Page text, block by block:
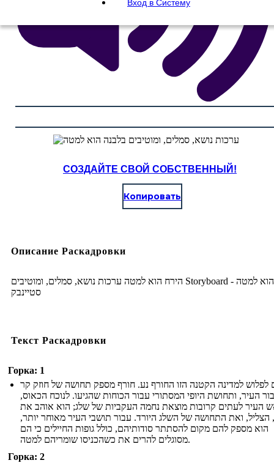
Вход в Систему
СОЗДАЙТЕ СВОЙ СОБСТВЕННЫЙ!
Копировать
Описание Раскадровки
הירח הוא למטה ערכות נושא, סמלים, ומוטיבים Storyboard - הירח הוא למטה
סטיינבק
Текст Раскадровки
Горка: 1
לפלוש למדינה הקטנה הזו החורף נע. חורף מספק תחושה של חוזק קר
העיר, ותחושת היופי המסתורי עבור הכוחות שהגיעו. לנוכח הכאוס,
העיר לעתים קרובות מוצאת נחמה העקביות של שלג; הוא אוהב את
הצליל, ואת התחושה של השלג היורד. עבור תושבי העיר מאוחר יותר,
הוא מספק להם מקום להסתתר סודותיהם, כולל גופות החיילים כי הם
מסוגלים להרים את כשהכניסו שומריהם למטה.
Горка: 2